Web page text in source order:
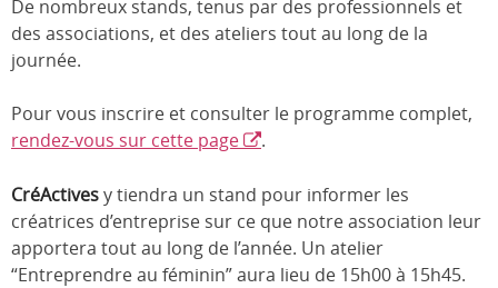
De nombreux stands, tenus par des professionnels et
des associations, et des ateliers tout au long de la
journée.
Pour vous inscrire et consulter le programme complet,
rendez-vous sur cette page
.
CréActivesy tiendra un stand pour informer les
créatrices d’entreprise sur ce que notre association leur
apportera tout au long de l’année. Un atelier
“Entreprendre au féminin” aura lieu de 15h00 à 15h45.